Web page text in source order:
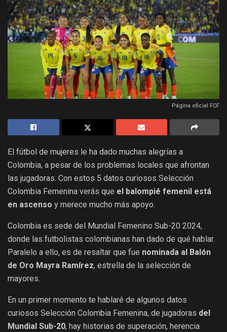
Página oficial FCF
El fútbol de mujeres le ha dado muchas alegrías a
Colombia, a pesar de los problemas locales que afrontan
las jugadoras. Con estos 5 datos curiosos Selección
Colombia Femenina verás que el balompié femenil está
en ascenso y merece mucho más apoyo.
Colombia es sede del Mundial Femenino Sub-20 2024,
donde las futbolistas colombianas han dado de qué hablar.
Paralelo a ello, es de resaltar que fue nominada al Balón
de Oro Mayra Ramírez, estrella de la selección de
mayores.
En un primer momento te hablaré de algunos datos
curiosos Selección Colombia Femenina, de jugadoras del
Mundial Sub-20, hay historias de superación, herencia